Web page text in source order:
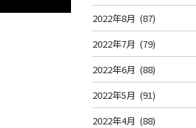
2022年8月 (87)
2022年7月 (79)
2022年6月 (88)
2022年5月 (91)
2022年4月 (88)